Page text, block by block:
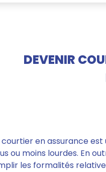
DEVENIR
en assurance
ou moins lourdes. En
les formalités